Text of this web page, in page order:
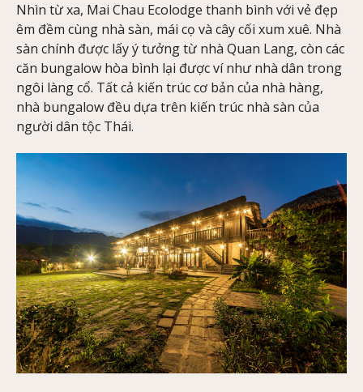
Nhìn từ xa, Mai Chau Ecolodge thanh bình với vẻ đẹp
êm đềm cùng nhà sàn, mái cọ và cây cối xum xuê. Nhà
sàn chính được lấy ý tưởng từ nhà Quan Lang, còn các
căn bungalow hòa bình lại được ví như nhà dân trong
ngôi làng cổ. Tất cả kiến trúc cơ bản của nhà hàng,
nhà bungalow đều dựa trên kiến trúc nhà sàn của
người dân tộc Thái.